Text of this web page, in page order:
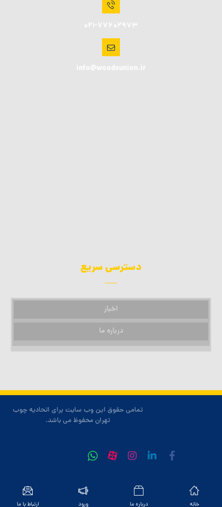
021-77602973
info@woodsunion.ir
دسترسی سریع
اخبار
درباره ما
تمامی حقوق این وب سایت برای اتحادیه چوب
تهران محفوظ می باشد.
خانه درباره ما ورود ارتباط با ما